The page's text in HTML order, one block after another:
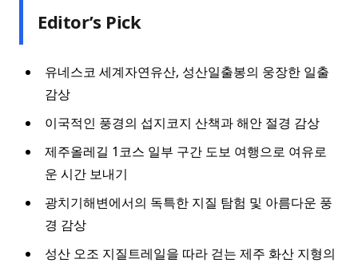
Editor’s Pick
유네스코 세계자연유산, 성산일출봉의 웅장한 일출
감상
이국적인 풍경의 섭지코지 산책과 해안 절경 감상
제주올레길 1코스 일부 구간 도보 여행으로 여유로
운 시간 보내기
광치기해변에서의 독특한 지질 탐험 및 아름다운 풍
경 감상
성산 오조 지질트레일을 따라 걷는 제주 화산 지형의